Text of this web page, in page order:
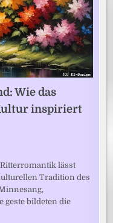
Wie das
inspiriert
lässt
Tradition des
geste bildeten die